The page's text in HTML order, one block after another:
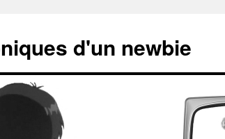
d'un newbie